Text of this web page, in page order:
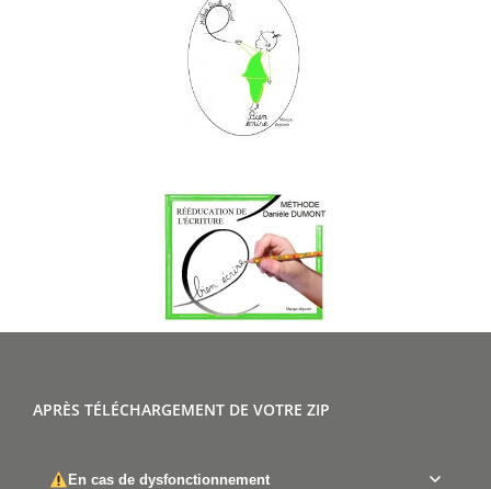
APRÈS TÉLÉCHARGEMENT DE VOTRE ZIP
En cas de dysfonctionnement